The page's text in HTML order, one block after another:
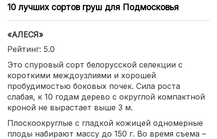
10 лучших сортов груш для Подмосковья
«АЛЕСЯ»
Рейтинг: 5.0
Это спуровый сорт белорусской селекции с
короткими междоузлиями и хорошей
пробудимостью боковых почек. Сила роста
слабая, к 10 годам дерево с округлой компактной
кроной не вырастает выше 3 м.
Плоскоокруглые с гладкой кожицей одномерные
плоды набирают массу до 150 г. Во время съема –